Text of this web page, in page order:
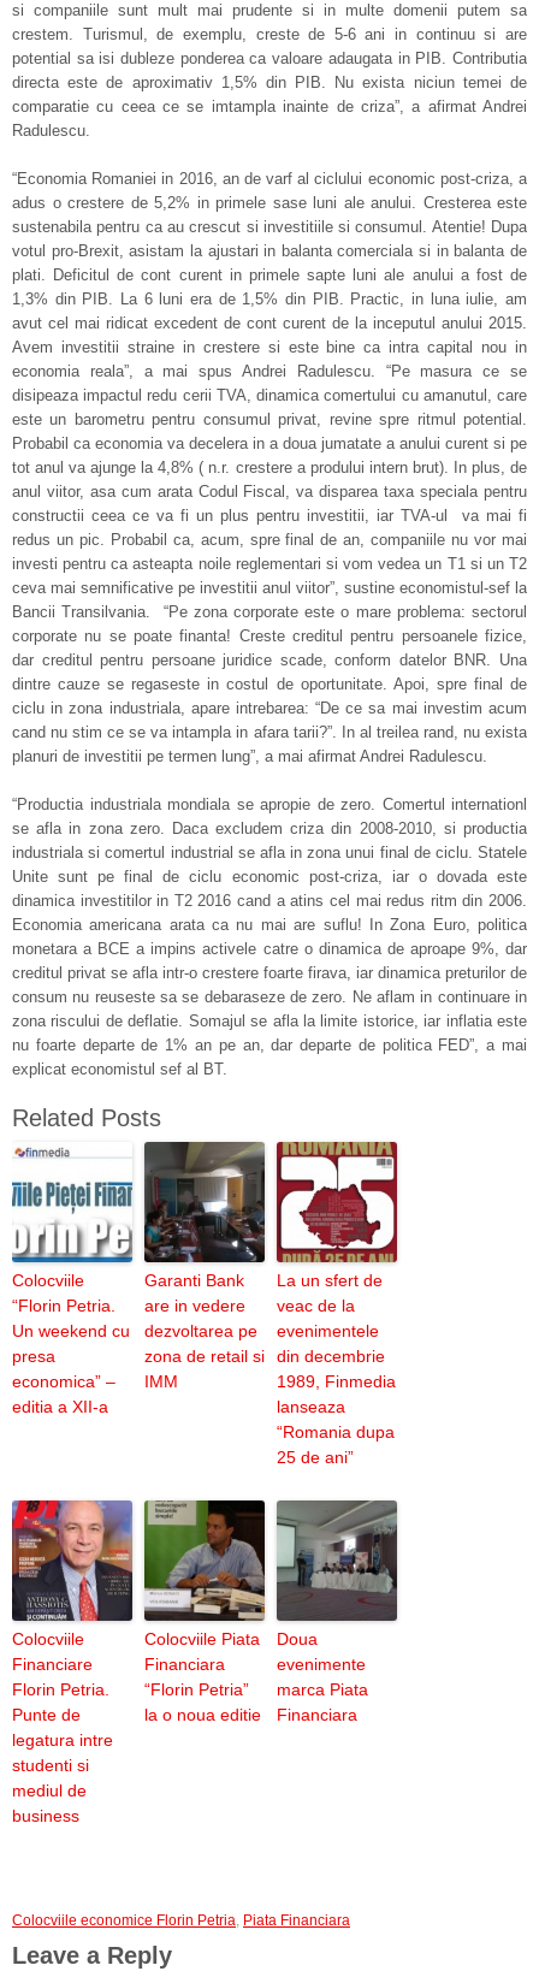
si companiile sunt mult mai prudente si in multe domenii putem sa
crestem. Turismul, de exemplu, creste de 5-6 ani in continuu si are
potential sa isi dubleze ponderea ca valoare adaugata in PIB. Contributia
directa este de aproximativ 1,5% din PIB. Nu exista niciun temei de
comparatie cu ceea ce se imtampla inainte de criza”, a afirmat Andrei
Radulescu.
“Economia Romaniei in 2016, an de varf al ciclului economic post-criza, a
adus o crestere de 5,2% in primele sase luni ale anului. Cresterea este
sustenabila pentru ca au crescut si investitiile si consumul. Atentie! Dupa
votul pro-Brexit, asistam la ajustari in balanta comerciala si in balanta de
plati. Deficitul de cont curent in primele sapte luni ale anului a fost de
1,3% din PIB. La 6 luni era de 1,5% din PIB. Practic, in luna iulie, am
avut cel mai ridicat excedent de cont curent de la inceputul anului 2015.
Avem investitii straine in crestere si este bine ca intra capital nou in
economia reala”, a mai spus Andrei Radulescu. “Pe masura ce se
disipeaza impactul redu cerii TVA, dinamica comertului cu amanutul, care
este un barometru pentru consumul privat, revine spre ritmul potential.
Probabil ca economia va decelera in a doua jumatate a anului curent si pe
tot anul va ajunge la 4,8% ( n.r. crestere a prodului intern brut). In plus, de
anul viitor, asa cum arata Codul Fiscal, va disparea taxa speciala pentru
constructii ceea ce va fi un plus pentru investitii, iar TVA-ul va mai fi
redus un pic. Probabil ca, acum, spre final de an, companiile nu vor mai
investi pentru ca asteapta noile reglementari si vom vedea un T1 si un T2
ceva mai semnificative pe investitii anul viitor”, sustine economistul-sef la
Bancii Transilvania. “Pe zona corporate este o mare problema: sectorul
corporate nu se poate finanta! Creste creditul pentru persoanele fizice,
dar creditul pentru persoane juridice scade, conform datelor BNR. Una
dintre cauze se regaseste in costul de oportunitate. Apoi, spre final de
ciclu in zona industriala, apare intrebarea: “De ce sa mai investim acum
cand nu stim ce se va intampla in afara tarii?”. In al treilea rand, nu exista
planuri de investitii pe termen lung”, a mai afirmat Andrei Radulescu.
“Productia industriala mondiala se apropie de zero. Comertul internationl
se afla in zona zero. Daca excludem criza din 2008-2010, si productia
industriala si comertul industrial se afla in zona unui final de ciclu. Statele
Unite sunt pe final de ciclu economic post-criza, iar o dovada este
dinamica investitilor in T2 2016 cand a atins cel mai redus ritm din 2006.
Economia americana arata ca nu mai are suflu! In Zona Euro, politica
monetara a BCE a impins activele catre o dinamica de aproape 9%, dar
creditul privat se afla intr-o crestere foarte firava, iar dinamica preturilor de
consum nu reuseste sa se debaraseze de zero. Ne aflam in continuare in
zona riscului de deflatie. Somajul se afla la limite istorice, iar inflatia este
nu foarte departe de 1% an pe an, dar departe de politica FED”, a mai
explicat economistul sef al BT.
Related Posts
Colocviile
“Florin Petria.
Un weekend cu
presa
economica” –
editia a XII-a
Garanti Bank
are in vedere
dezvoltarea pe
zona de retail si
IMM
La un sfert de
veac de la
evenimentele
din decembrie
1989, Finmedia
lanseaza
“Romania dupa
25 de ani”
Colocviile
Financiare
Florin Petria.
Punte de
legatura intre
studenti si
mediul de
business
Colocviile Piata
Financiara
“Florin Petria”
la o noua editie
Doua
evenimente
marca Piata
Financiara
Colocviile economice Florin Petria, Piata Financiara
Leave a Reply